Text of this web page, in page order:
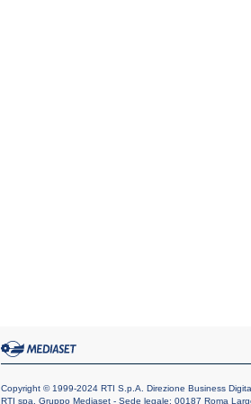
Copyright © 1999-2024 RTI S.p.A. Direzione Business
RTI spa, Gruppo Mediaset - Sede legale: 00187 Roma